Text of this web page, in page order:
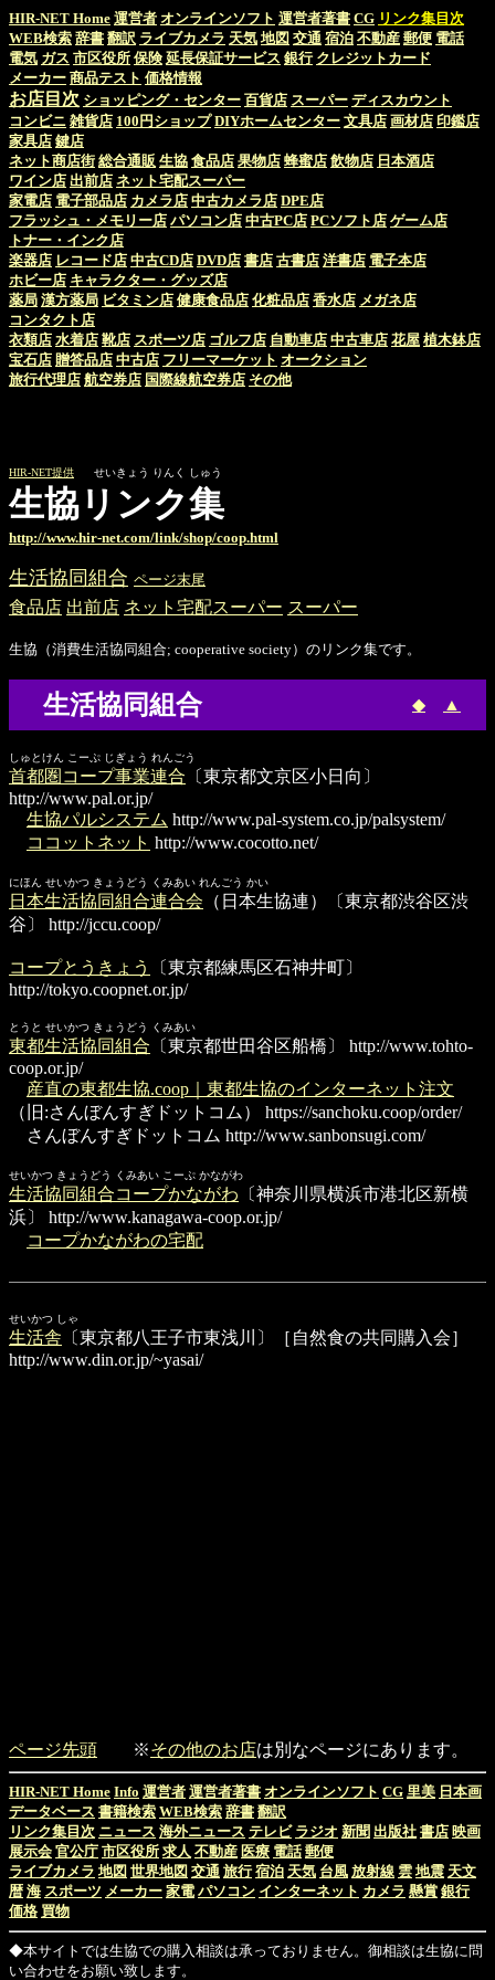
HIR-NET Home 運営者 オンラインソフト 運営者著書 CG リンク集目次
WEB検索 辞書 翻訳 ライブカメラ 天気 地図 交通 宿泊 不動産 郵便 電話
電気 ガス 市区役所 保険 延長保証サービス 銀行 クレジットカード
メーカー 商品テスト 価格情報
お店目次 ショッピング・センター 百貨店 スーパー ディスカウント
コンビニ 雑貨店 100円ショップ DIYホームセンター 文具店 画材店 印鑑店
家具店 鍵店
ネット商店街 総合通販 生協 食品店 果物店 蜂蜜店 飲物店 日本酒店
ワイン店 出前店 ネット宅配スーパー
家電店 電子部品店 カメラ店 中古カメラ店 DPE店
フラッシュ・メモリー店 パソコン店 中古PC店 PCソフト店 ゲーム店
トナー・インク店
楽器店 レコード店 中古CD店 DVD店 書店 古書店 洋書店 電子本店
ホビー店 キャラクター・グッズ店
薬局 漢方薬局 ビタミン店 健康食品店 化粧品店 香水店 メガネ店
コンタクト店
衣類店 水着店 靴店 スポーツ店 ゴルフ店 自動車店 中古車店 花屋 植木鉢店
宝石店 贈答品店 中古店 フリーマーケット オークション
旅行代理店 航空券店 国際線航空券店 その他
HIR-NET提供 せいきょう りんく しゅう
生協リンク集
http://www.hir-net.com/link/shop/coop.html
生活協同組合 ページ末尾
食品店 出前店 ネット宅配スーパー スーパー
生協（消費生活協同組合; cooperative society）のリンク集です。
生活協同組合 ◆ ▲
しゅとけん こーぷ じぎょう れんごう
首都圏コープ事業連合 〔東京都文京区小日向〕
http://www.pal.or.jp/
生協パルシステム http://www.pal-system.co.jp/palsystem/
ココットネット http://www.cocotto.net/
にほん せいかつ きょうどう くみあい れんごう かい
日本生活協同組合連合会 （日本生協連）〔東京都渋谷区渋
谷〕
http://jccu.coop/
コープとうきょう
〔東京都練馬区石神井町〕
http://tokyo.coopnet.or.jp/
とうと せいかつ きょうどう くみあい
東都生活協同組合 〔東京都世田谷区船橋〕
http://www.tohto-
coop.or.jp/
産直の東都生協.coop｜東都生協のインターネット注文
（旧:さんぼんすぎドットコム）
https://sanchoku.coop/order/
さんぼんすぎドットコム http://www.sanbonsugi.com/
せいかつ きょうどう くみあい こーぷ かながわ
生活協同組合コープかながわ 〔神奈川県横浜市港北区新横
浜〕
http://www.kanagawa-coop.or.jp/
コープかながわの宅配
せいかつ しゃ
生活舎 〔東京都八王子市東浅川〕［自然食の共同購入会］
http://www.din.or.jp/~yasai/
ページ先頭 ※その他のお店は別なページにあります。
HIR-NET Home Info 運営者 運営者著書 オンラインソフト CG 里美 日本画
データベース 書籍検索 WEB検索 辞書 翻訳
リンク集目次 ニュース 海外ニュース テレビ ラジオ 新聞 出版社 書店 映画
展示会 官公庁 市区役所 求人 不動産 医療 電話 郵便
ライブカメラ 地図 世界地図 交通 旅行 宿泊 天気 台風 放射線 雲 地震 天文
暦 海 スポーツ メーカー 家電 パソコン インターネット カメラ 懸賞 銀行
価格 買物
◆本サイトでは生協での購入相談は承っておりません。御相談は生協に問
い合わせをお願い致します。